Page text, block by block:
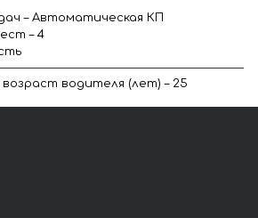
– Автоматическая КП
– 4
водителя (лет) – 25